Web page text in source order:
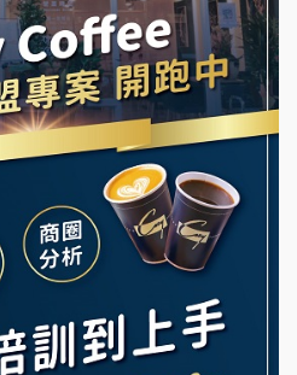
啡加盟說明會
會
櫃檯
加盟說明會